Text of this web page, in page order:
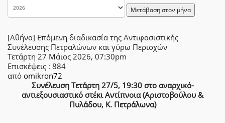
Μετάβαση στον μήνα
[Αθήνα] Επόμενη διαδικασία της Αντιφασιστικής
Συνέλευσης Πετραλώνων και γύρω Περιοχών
Τετάρτη 27 Μάιος 2026, 07:30pm
Επισκέψεις : 884
από omikron72
Συνέλευση Τετάρτη 27/5, 19:30 στο αναρχικό-
αντιεξουσιαστικό στέκι Αντίπνοια (Αριστοβούλου &
Πυλάδου, Κ. Πετράλωνα)